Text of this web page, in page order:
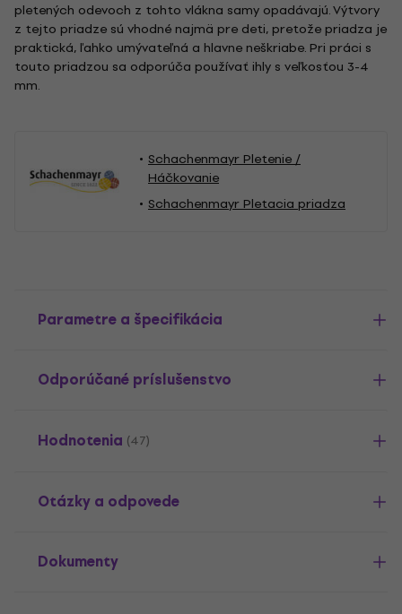
pletených odevoch z tohto vlákna samy opadávajú. Výtvory
z tejto priadze sú vhodné najmä pre deti, pretože priadza je
praktická, ľahko umývateľná a hlavne neškriabe. Pri práci s
touto priadzou sa odporúča používať ihly s veľkosťou 3-4
mm.
Schachenmayr Pletenie /
Háčkovanie
Schachenmayr Pletacia priadza
Parametre a špecifikácia
Odporúčané príslušenstvo
Hodnotenia (47)
Otázky a odpovede
Dokumenty